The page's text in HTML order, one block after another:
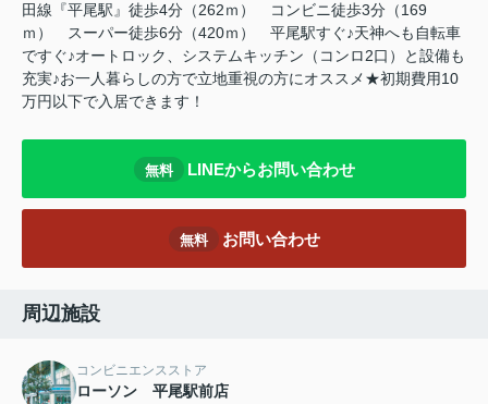
田線『平尾駅』徒歩4分（262ｍ） コンビニ徒歩3分（169
ｍ） スーパー徒歩6分（420ｍ） 平尾駅すぐ♪天神へも自転車
ですぐ♪オートロック、システムキッチン（コンロ2口）と設備も
充実♪お一人暮らしの方で立地重視の方にオススメ★初期費用10
万円以下で入居できます！
無料 LINEからお問い合わせ
無料 お問い合わせ
周辺施設
コンビニエンスストア
ローソン 平尾駅前店